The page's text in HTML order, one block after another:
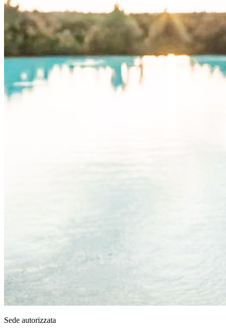
Sede autorizzata